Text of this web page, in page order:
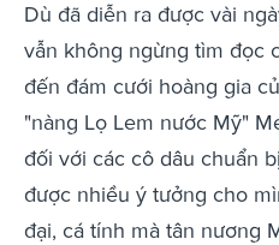
Dù đã diễn ra được vài
vẫn không ngừng tìm đọc
đến đám cưới hoàng gia
"nàng Lọ Lem nước Mỹ"
đối với các cô dâu chuẩn
được nhiều ý tưởng cho
đại, cá tính mà tân nương